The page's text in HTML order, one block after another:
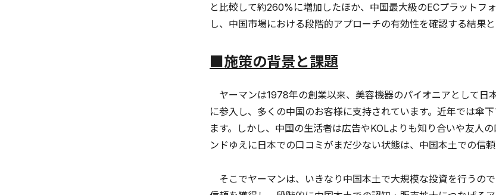
と比較して約260%に増加したほか、中国最大級のECプラットフ
し、中国市場における段階的アプローチの有効性を確認する結果と
施策の背景と課題
ヤーマンは1978年の創業以来、美容機器のパイオニアとして日
に参入し、多くの中国のお客様に支持されています。近年では
ます。しかし、中国の生活者は広告やKOLよりも知り合いや友人
ンドゆえに日本での口コミがまだ少ない状態は、中国本土での信
そこでヤーマンは、いきなり中国本土で大規模な投資を行うの